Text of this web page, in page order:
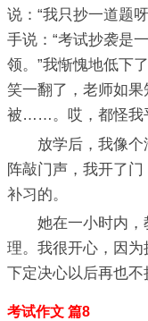
说：“我只抄一道题
手说：“考试抄袭是
领。”我惭愧地低下
笑一翻了，老师如
被……。哎，都怪我
放学后，我像个
阵敲门声，我开了
补习的。
她在一小时内，
理。我很开心，因
下定决心以后再也不
考试作文 篇8